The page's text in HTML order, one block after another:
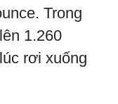
Trong
1.260
rơi xuống